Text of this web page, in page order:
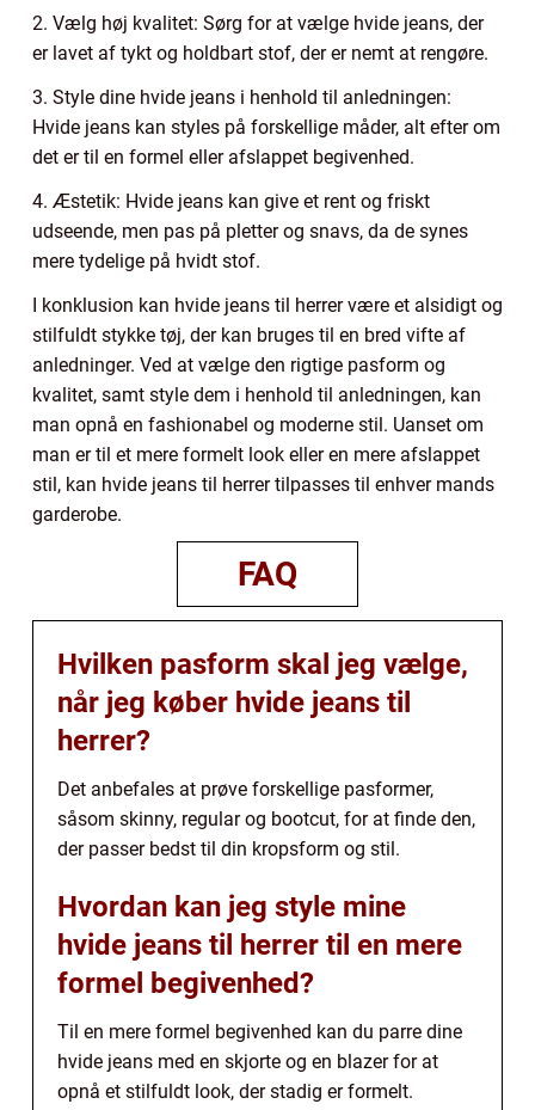
2. Vælg høj kvalitet: Sørg for at vælge hvide jeans, der
er lavet af tykt og holdbart stof, der er nemt at rengøre.
3. Style dine hvide jeans i henhold til anledningen:
Hvide jeans kan styles på forskellige måder, alt efter om
det er til en formel eller afslappet begivenhed.
4. Æstetik: Hvide jeans kan give et rent og friskt
udseende, men pas på pletter og snavs, da de synes
mere tydelige på hvidt stof.
I konklusion kan hvide jeans til herrer være et alsidigt og
stilfuldt stykke tøj, der kan bruges til en bred vifte af
anledninger. Ved at vælge den rigtige pasform og
kvalitet, samt style dem i henhold til anledningen, kan
man opnå en fashionabel og moderne stil. Uanset om
man er til et mere formelt look eller en mere afslappet
stil, kan hvide jeans til herrer tilpasses til enhver mands
garderobe.
FAQ
Hvilken pasform skal jeg vælge,
når jeg køber hvide jeans til
herrer?
Det anbefales at prøve forskellige pasformer,
såsom skinny, regular og bootcut, for at finde den,
der passer bedst til din kropsform og stil.
Hvordan kan jeg style mine
hvide jeans til herrer til en mere
formel begivenhed?
Til en mere formel begivenhed kan du parre dine
hvide jeans med en skjorte og en blazer for at
opnå et stilfuldt look, der stadig er formelt.